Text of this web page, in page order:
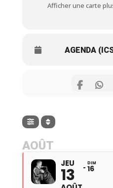
Afficher une carte
AGENDA
AOÛT
JEU
13
DIM
16